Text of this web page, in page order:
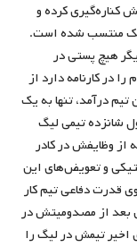
کناره‌گیری کرده و
منتسب شده است.
هیچ پستی در
این باشگاه ندارد. او که قهرمانی در ۳۴ جام را در کارنامه دارد از
درآمد، تنها به یک
جدول شانزده تیمی لیگ
۳۳ ساله ماه گذشته از وظایفش در کادر
و تعویض‌های این
قدرت دفاعی تیم کار
بعد از مصدومیتش در
بازی اخیر تیمش در لیگ را